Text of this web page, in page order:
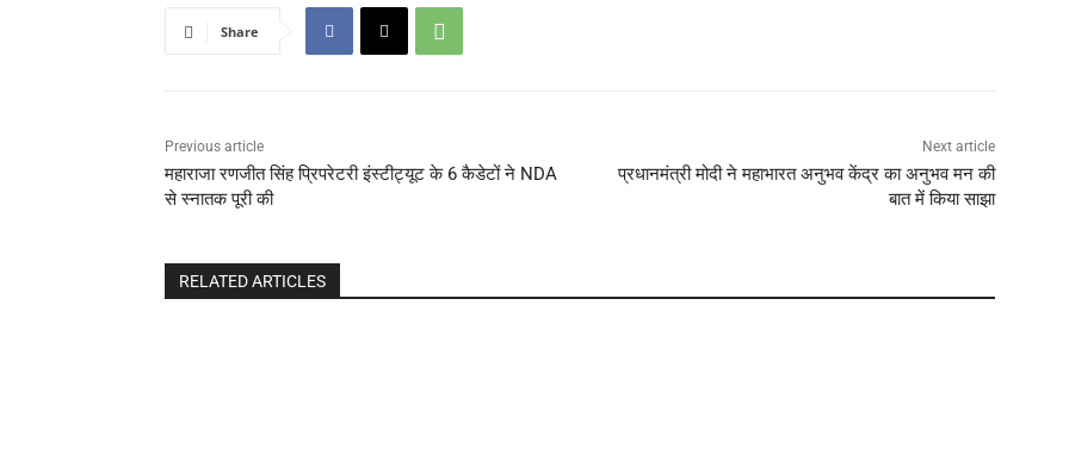
Share
Previous article
महाराजा रणजीत सिंह प्रिपरेटरी इंस्टीट्यूट के 6 कैडेटों ने NDA
से स्नातक पूरी की
Next article
प्रधानमंत्री मोदी ने महाभारत अनुभव केंद्र का अनुभव मन की
बात में किया साझा
RELATED ARTICLES